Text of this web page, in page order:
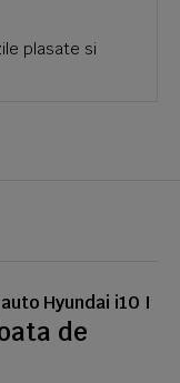
plasate si
Hyundai i10 I
de